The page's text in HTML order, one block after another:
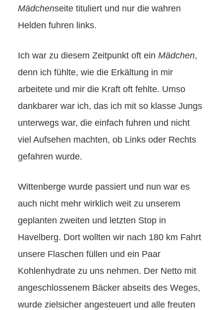
Mädchenseite tituliert und nur die wahren
Helden fuhren links.
Ich war zu diesem Zeitpunkt oft ein Mädchen,
denn ich fühlte, wie die Erkältung in mir
arbeitete und mir die Kraft oft fehlte. Umso
dankbarer war ich, das ich mit so klasse Jungs
unterwegs war, die einfach fuhren und nicht
viel Aufsehen machten, ob Links oder Rechts
gefahren wurde.
Wittenberge wurde passiert und nun war es
auch nicht mehr wirklich weit zu unserem
geplanten zweiten und letzten Stop in
Havelberg. Dort wollten wir nach 180 km Fahrt
unsere Flaschen füllen und ein Paar
Kohlenhydrate zu uns nehmen. Der Netto mit
angeschlossenem Bäcker abseits des Weges,
wurde zielsicher angesteuert und alle freuten